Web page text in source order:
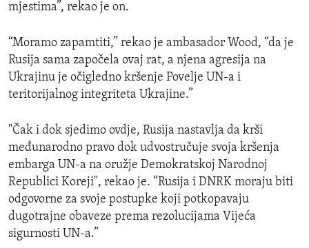
mjestima”, rekao je on.
“Moramo zapamtiti,” rekao je ambasador Wood, “da je
Rusija sama započela ovaj rat, a njena agresija na
Ukrajinu je očigledno kršenje Povelje UN-a i
teritorijalnog integriteta Ukrajine.”
"Čak i dok sjedimo ovdje, Rusija nastavlja da krši
međunarodno pravo dok udvostručuje svoja kršenja
embarga UN-a na oružje Demokratskoj Narodnoj
Republici Koreji", rekao je. “Rusija i DNRK moraju biti
odgovorne za svoje postupke koji potkopavaju
dugotrajne obaveze prema rezolucijama Vijeća
sigurnosti UN-a.”